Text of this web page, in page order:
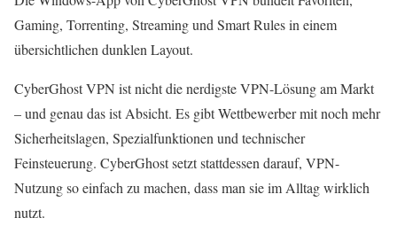
Gaming, Torrenting, Streaming und Smart Rules in einem
übersichtlichen dunklen Layout.
CyberGhost VPN ist nicht die nerdigste VPN-Lösung am Markt
– und genau das ist Absicht. Es gibt Wettbewerber mit noch mehr
Sicherheitslagen, Spezialfunktionen und technischer
Feinsteuerung. CyberGhost setzt stattdessen darauf, VPN-
Nutzung so einfach zu machen, dass man sie im Alltag wirklich
nutzt.